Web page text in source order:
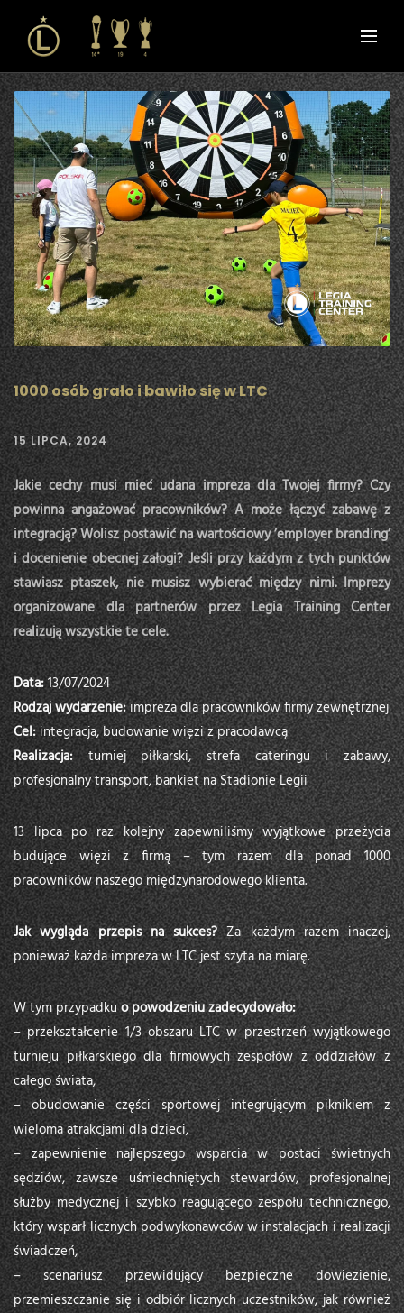
1000 osób grało i bawiło się w LTC
15 LIPCA, 2024
Jakie cechy musi mieć udana impreza dla Twojej firmy? Czy
powinna angażować pracowników? A może łączyć zabawę z
integracją? Wolisz postawić na wartościowy ’employer branding’
i docenienie obecnej załogi? Jeśli przy każdym z tych punktów
stawiasz ptaszek, nie musisz wybierać między nimi. Imprezy
organizowane dla partnerów przez Legia Training Center
realizują wszystkie te cele.
Data:13/07/2024
Rodzaj wydarzenie:impreza dla pracowników firmy zewnętrznej
Cel:integracja, budowanie więzi z pracodawcą
Realizacja:turniej piłkarski, strefa cateringu i zabawy,
profesjonalny transport, bankiet na Stadionie Legii
13 lipca po raz kolejny zapewniliśmy wyjątkowe przeżycia
budujące więzi z firmą – tym razem dla ponad 1000
pracowników naszego międzynarodowego klienta.
Jak wygląda przepis na sukces?Za każdym razem inaczej,
ponieważ każda impreza w LTC jest szyta na miarę.
W tym przypadkuo powodzeniu zadecydowało:
– przekształcenie 1/3 obszaru LTC w przestrzeń wyjątkowego
turnieju piłkarskiego dla firmowych zespołów z oddziałów z
całego świata,
– obudowanie części sportowej integrującym piknikiem z
wieloma atrakcjami dla dzieci,
– zapewnienie najlepszego wsparcia w postaci świetnych
sędziów, zawsze uśmiechniętych stewardów, profesjonalnej
służby medycznej i szybko reagującego zespołu technicznego,
który wsparł licznych podwykonawców w instalacjach i realizacji
świadczeń,
– scenariusz przewidujący bezpieczne dowiezienie,
przemieszczanie się i odbiór licznych uczestników, jak również